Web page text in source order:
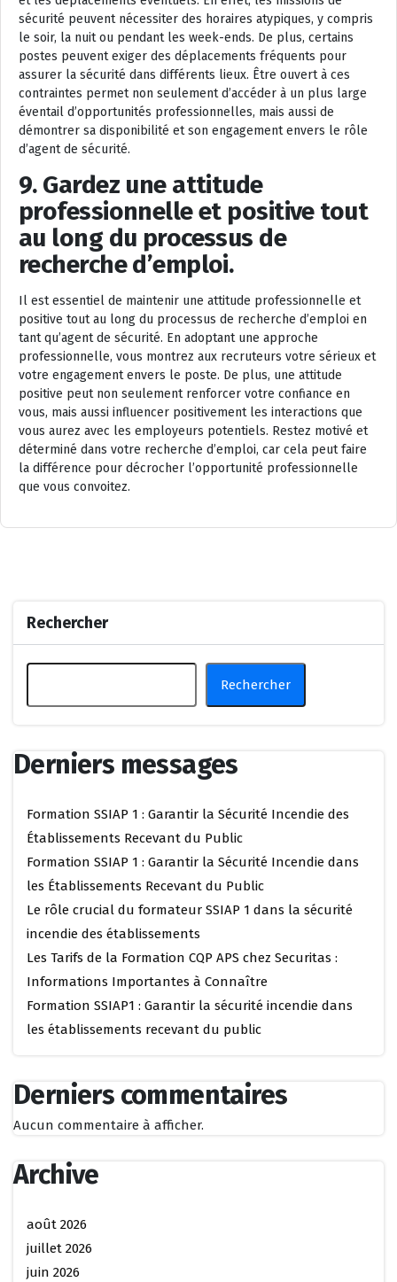
sécurité peuvent nécessiter des horaires atypiques, y compris
le soir, la nuit ou pendant les week-ends. De plus, certains
postes peuvent exiger des déplacements fréquents pour
assurer la sécurité dans différents lieux. Être ouvert à ces
contraintes permet non seulement d’accéder à un plus large
éventail d’opportunités professionnelles, mais aussi de
démontrer sa disponibilité et son engagement envers le rôle
d’agent de sécurité.
9. Gardez une attitude
professionnelle et positive tout
au long du processus de
recherche d’emploi.
Il est essentiel de maintenir une attitude professionnelle et
positive tout au long du processus de recherche d’emploi en
tant qu’agent de sécurité. En adoptant une approche
professionnelle, vous montrez aux recruteurs votre sérieux et
votre engagement envers le poste. De plus, une attitude
positive peut non seulement renforcer votre confiance en
vous, mais aussi influencer positivement les interactions que
vous aurez avec les employeurs potentiels. Restez motivé et
déterminé dans votre recherche d’emploi, car cela peut faire
la différence pour décrocher l’opportunité professionnelle
que vous convoitez.
Rechercher
Rechercher
Derniers messages
Formation SSIAP 1 : Garantir la Sécurité Incendie des
Établissements Recevant du Public
Formation SSIAP 1 : Garantir la Sécurité Incendie dans
les Établissements Recevant du Public
Le rôle crucial du formateur SSIAP 1 dans la sécurité
incendie des établissements
Les Tarifs de la Formation CQP APS chez Securitas :
Informations Importantes à Connaître
Formation SSIAP1 : Garantir la sécurité incendie dans
les établissements recevant du public
Derniers commentaires
Aucun commentaire à afficher.
Archive
août 2026
juillet 2026
juin 2026